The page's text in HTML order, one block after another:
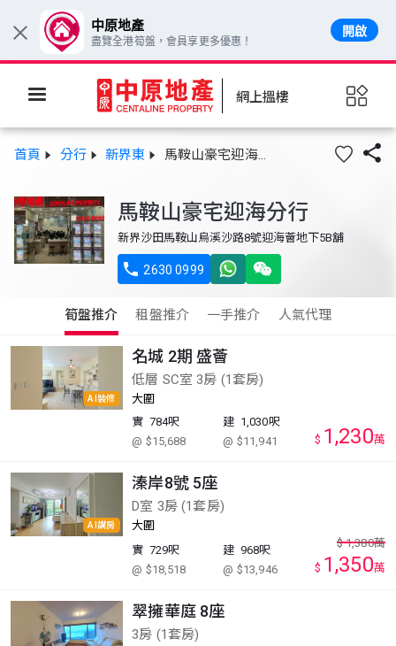
網上搵樓
首頁 分行 新界東 馬鞍山豪宅迎海分行 
馬鞍山豪宅迎海分行
新界沙田馬鞍山烏溪沙路8號迎海薈地下5B舖
 2630 0999
筍盤推介 租盤推介 一手推介 人氣代理
AI裝修
名城 2期 盛薈
低層 SC室 3房 (1套房)
大圍
實 784呎
@ $15,688
建 1,030呎
@ $11,941
$ 1,230萬
AI講房
溱岸8號 5座
D室 3房 (1套房)
大圍
實 729呎
@ $18,518
建 968呎
@ $13,946
$ 1,380萬
$ 1,350萬
翠擁華庭 8座
3房 (1套房)
× 中原地產
盡覽全港筍盤，會員享更多優惠！
開啟